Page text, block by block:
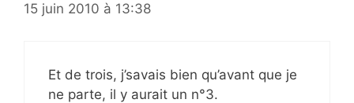
15 juin 2010 à 13:38
Et de trois, j’savais bien qu’avant que je
ne parte, il y aurait un n°3.